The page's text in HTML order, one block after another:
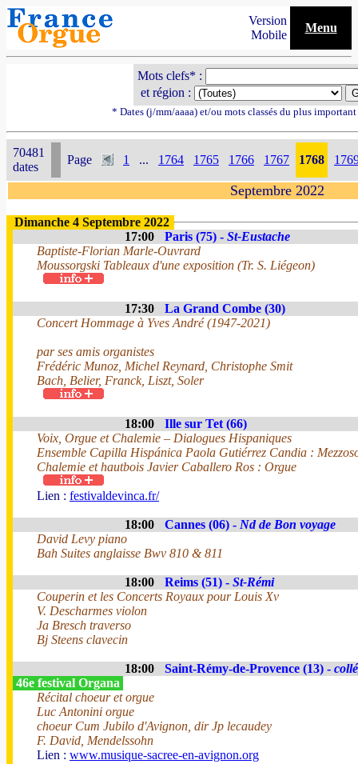
Version
Mobile
Menu
Mots clefs* :
et région :
* Dates (j/mm/aaaa) et/ou mots classés du plus
70481
dates
Page 1 ... 1764 1765 1766 1767 1768
Septembre 2022
Dimanche 4 Septembre 2022
17:00
Paris (75) - St-Eustache
Baptiste-Florian Marle-Ouvrard
Moussorgski Tableaux d'une exposition (Tr. S. Liégeon)
17:30
La Grand Combe (30)
Concert Hommage à Yves André (1947-2021)
par ses amis organistes
Frédéric Munoz, Michel Reynard, Christophe Smit
Bach, Belier, Franck, Liszt, Soler
18:00
Ille sur Tet (66)
Voix, Orgue et Chalemie – Dialogues Hispaniques
Ensemble Capilla Hispánica Paola Gutiérrez Candia :
Chalemie et hautbois Javier Caballero Ros : Orgue
Lien : festivaldevinca.fr/
18:00 Cannes (06) - Nd de Bon voyage
David Levy piano
Bah Suites anglaisse Bwv 810 & 811
18:00 Reims (51) - St-Rémi
Couperin et les Concerts Royaux pour Louis Xv
V. Descharmes violon
Ja Bresch traverso
Bj Steens clavecin
18:00 Saint-Rémy-de-Provence (13) -
46e festival Organa
Récital choeur et orgue
Luc Antonini orgue
choeur Cum Jubilo d'Avignon, dir Jp lecaudey
F. David, Mendelssohn
Lien : www.musique-sacree-en-avignon.org